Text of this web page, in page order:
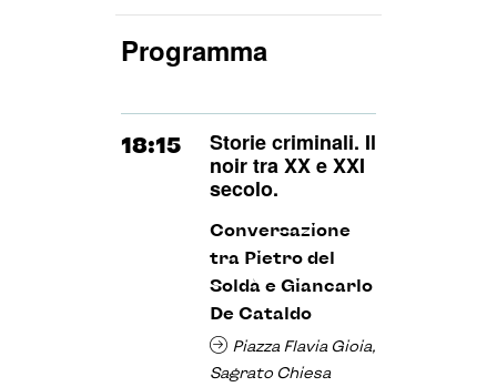
Programma
18:15
Storie criminali. Il
noir tra XX e XXI
secolo.
Conversazione
tra Pietro del
Soldà e Giancarlo
De Cataldo
Piazza Flavia Gioia,
Sagrato Chiesa